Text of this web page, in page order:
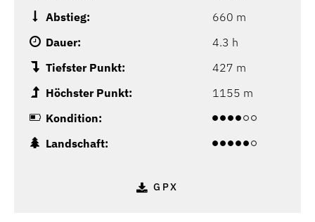
Abstieg:
660 m
Dauer:
4.3 h
Tiefster Punkt:
427 m
Höchster Punkt:
1155 m
Kondition:
Landschaft:
GPX